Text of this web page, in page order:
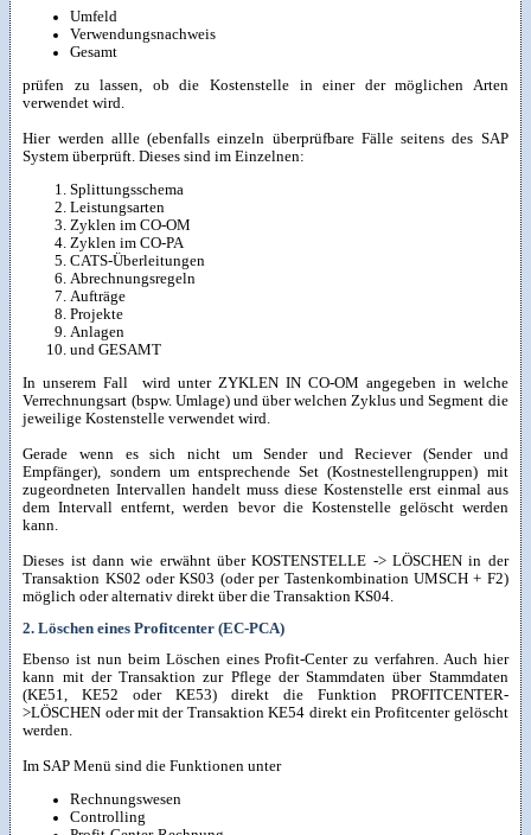
Umfeld
Verwendungsnachweis
Gesamt
prüfen zu lassen, ob die Kostenstelle in einer der möglichen Arten
verwendet wird.
Hier werden allle (ebenfalls einzeln überprüfbare Fälle seitens des SAP
System überprüft. Dieses sind im Einzelnen:
Splittungsschema
Leistungsarten
Zyklen im CO-OM
Zyklen im CO-PA
CATS-Überleitungen
Abrechnungsregeln
Aufträge
Projekte
Anlagen
und GESAMT
In unserem Fall wird unter ZYKLEN IN CO-OM angegeben in welche
Verrechnungsart (bspw. Umlage) und über welchen Zyklus und Segment die
jeweilige Kostenstelle verwendet wird.
Gerade wenn es sich nicht um Sender und Reciever (Sender und
Empfänger), sondern um entsprechende Set (Kostnestellengruppen) mit
zugeordneten Intervallen handelt muss diese Kostenstelle erst einmal aus
dem Intervall entfernt, werden bevor die Kostenstelle gelöscht werden
kann.
Dieses ist dann wie erwähnt über KOSTENSTELLE -> LÖSCHEN in der
Transaktion KS02 oder KS03 (oder per Tastenkombination UMSCH + F2)
möglich oder alternativ direkt über die Transaktion KS04.
2. Löschen eines Profitcenter (EC-PCA)
Ebenso ist nun beim Löschen eines Profit-Center zu verfahren. Auch hier
kann mit der Transaktion zur Pflege der Stammdaten über Stammdaten
(KE51, KE52 oder KE53) direkt die Funktion PROFITCENTER-
>LÖSCHEN oder mit der Transaktion KE54 direkt ein Profitcenter gelöscht
werden.
Im SAP Menü sind die Funktionen unter
Rechnungswesen
Controlling